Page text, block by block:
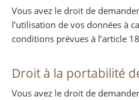
Vous avez le droit de
l’utilisation de vos données à
conditions prévues à l’article
Droit à la portabilité
Vous avez le droit de